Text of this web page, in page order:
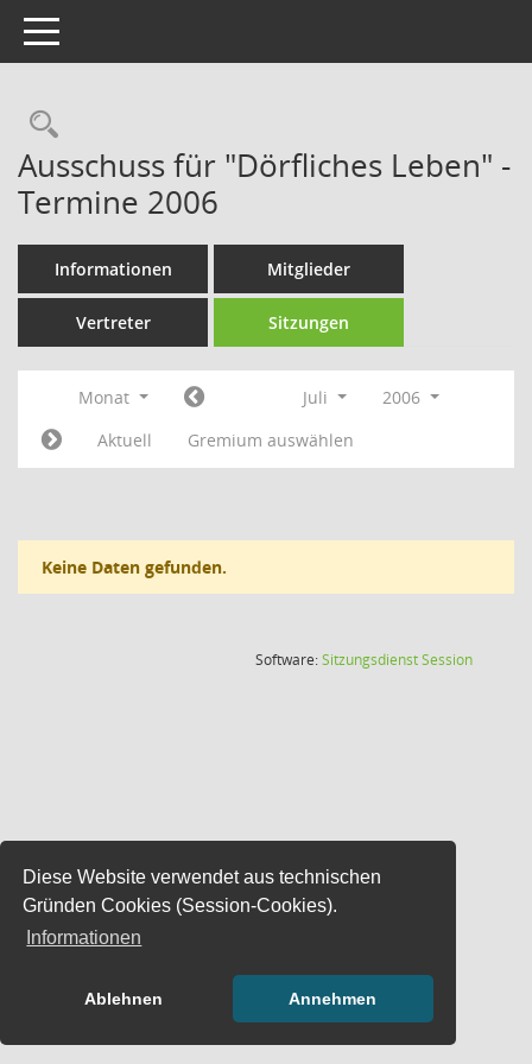
Diese Website verwendet aus technischen
Gründen Cookies (Session-Cookies).
Informationen
Ablehnen Annehmen
Toggle navigation
Rechercheauswahl
Ausschuss für "Dörfliches Leben" -
Termine 2006
Informationen Mitglieder
Vertreter Sitzungen
Monat Juli
2006
Aktuell
Gremium auswählen
Keine Daten gefunden.
Software:SitzungsdienstSession(Wird in